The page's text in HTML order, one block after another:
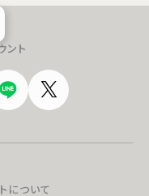
ト
について